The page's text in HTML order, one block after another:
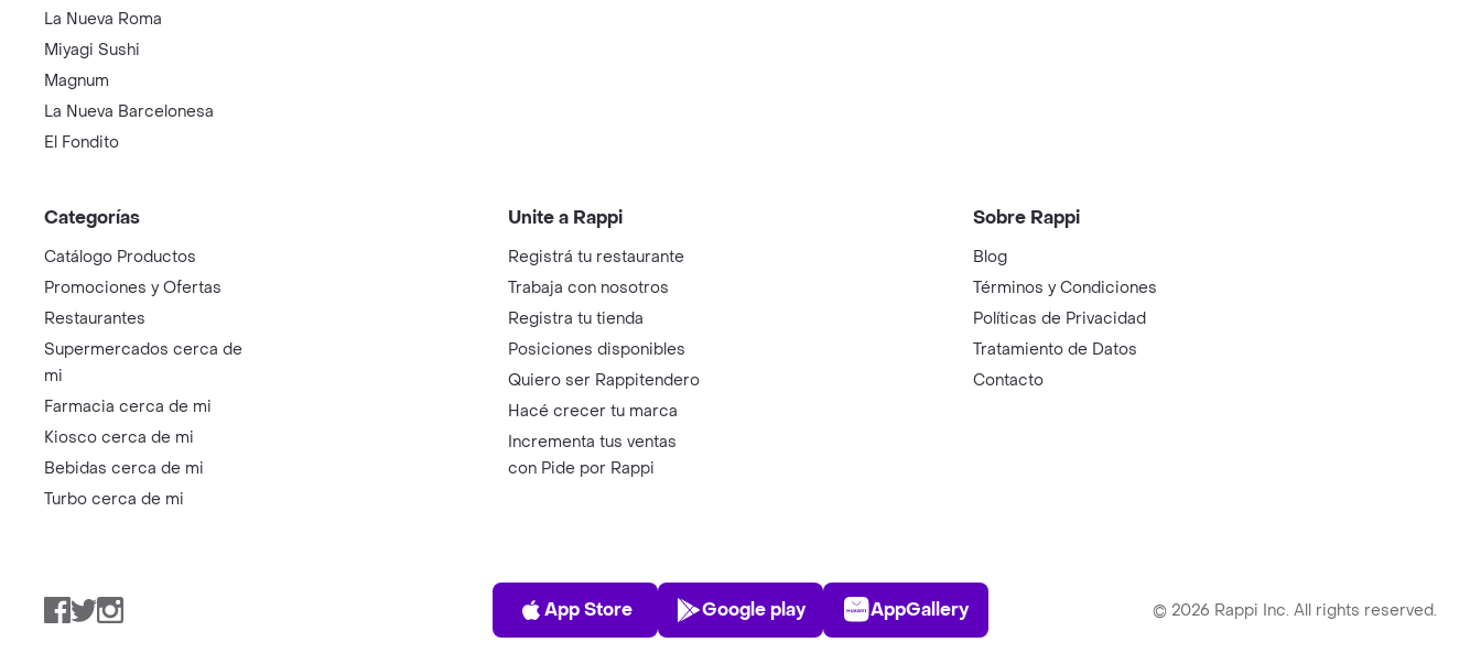
La Nueva Roma
Miyagi Sushi
Magnum
La Nueva Barcelonesa
El Fondito
Categorías
Catálogo Productos
Promociones y Ofertas
Restaurantes
Supermercados cerca de
mi
Farmacia cerca de mi
Kiosco cerca de mi
Bebidas cerca de mi
Turbo cerca de mi
Unite a Rappi
Registrá tu restaurante
Trabaja con nosotros
Registra tu tienda
Posiciones disponibles
Quiero ser Rappitendero
Hacé crecer tu marca
Incrementa tus ventas
con Pide por Rappi
Sobre Rappi
Blog
Términos y Condiciones
Políticas de Privacidad
Tratamiento de Datos
Contacto
Facebook
TwitterInstagram
App Store
App Store
Play Store
Google play
AppGallery
AppGallery © 2026 Rappi Inc. All rights reserved.